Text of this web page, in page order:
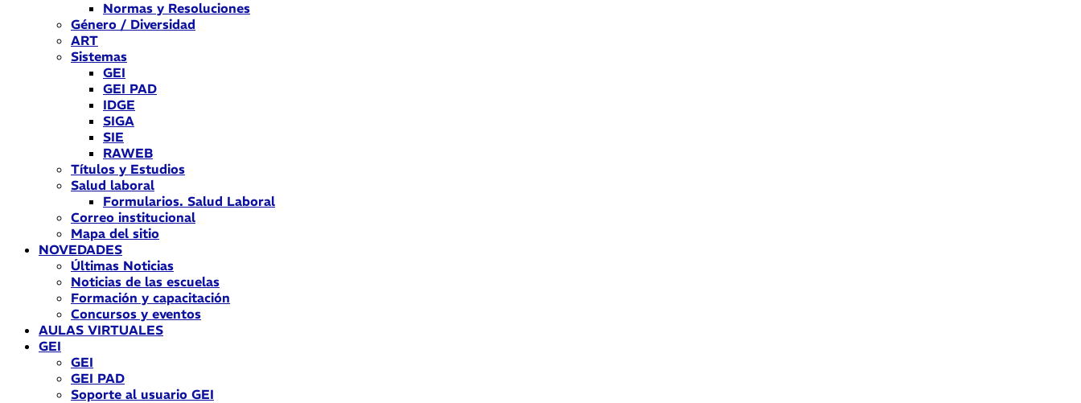
Normas y Resoluciones
Género / Diversidad
ART
Sistemas
GEI
GEI PAD
IDGE
SIGA
SIE
RAWEB
Títulos y Estudios
Salud laboral
Formularios. Salud Laboral
Correo institucional
Mapa del sitio
NOVEDADES
Últimas Noticias
Noticias de las escuelas
Formación y capacitación
Concursos y eventos
AULAS VIRTUALES
GEI
GEI
GEI PAD
Soporte al usuario GEI